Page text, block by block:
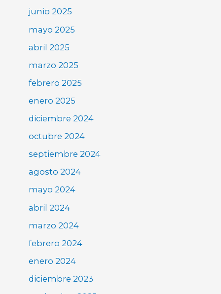
junio 2025
mayo 2025
abril 2025
marzo 2025
febrero 2025
enero 2025
diciembre 2024
octubre 2024
septiembre 2024
agosto 2024
mayo 2024
abril 2024
marzo 2024
febrero 2024
enero 2024
diciembre 2023